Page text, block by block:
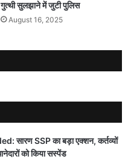
गुत्थी सुलझाने में जुटी पुलिस
August 16, 2025
सारण SSP का बड़ा एक्शन, कर्तव्यों
को किया सस्पेंड